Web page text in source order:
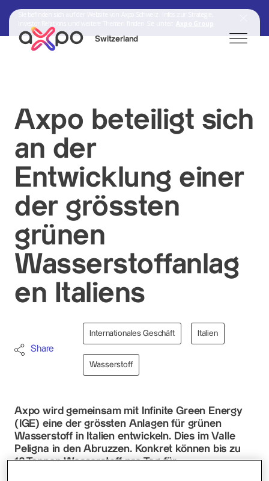
Switzerland
Axpo Group
Axpo beteiligt sich
an der
Entwicklung einer
der grössten
grünen
Wasserstoffanlag
en Italiens
Share
Internationales Geschäft Italien
Wasserstoff
Axpo wird gemeinsam mit Infinite Green Energy
(IGE) eine der grössten Anlagen für grünen
Wasserstoff in Italien entwickeln. Dies im Valle
Peligna in den Abruzzen. Konkret können bis zu
12 Tonnen Wasserstoff pro Tag für